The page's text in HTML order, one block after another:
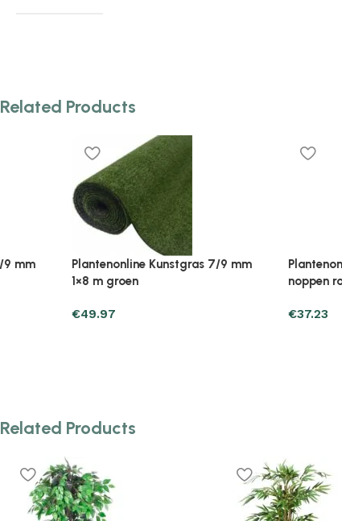
Related Products
Plantenonline Kunstgras met
noppen rond 130 cm grijs
Plantenonline
Related Products